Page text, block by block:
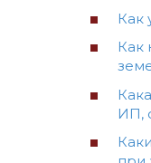
Как
Как
ИП,